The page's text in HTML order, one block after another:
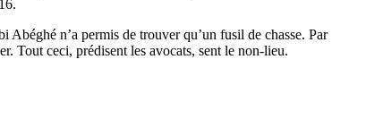
n’a permis de trouver qu’un fusil de chasse. Par
Tout ceci, prédisent les avocats, sent le non-lieu.